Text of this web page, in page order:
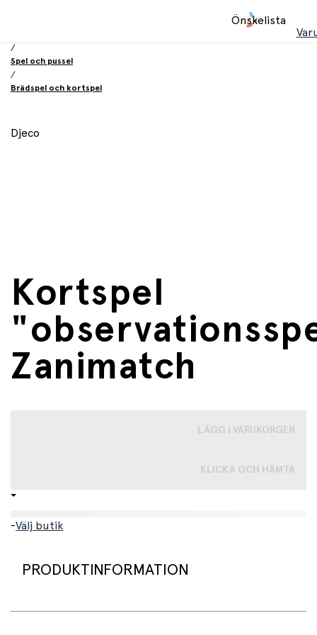
Önskelista
/
Spel och pussel
/
Brädspel och kortspel
Djeco
Kortspel
Zanimatch
LÄGG I VARUKORGEN
KLICKA OCH HÄMTA
-Välj butik
PRODUKTINFORMATION